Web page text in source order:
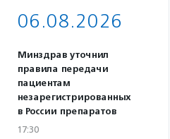
06.08.2026
Минздрав уточнил
правила передачи
пациентам
незарегистрированных
в России препаратов
17:30